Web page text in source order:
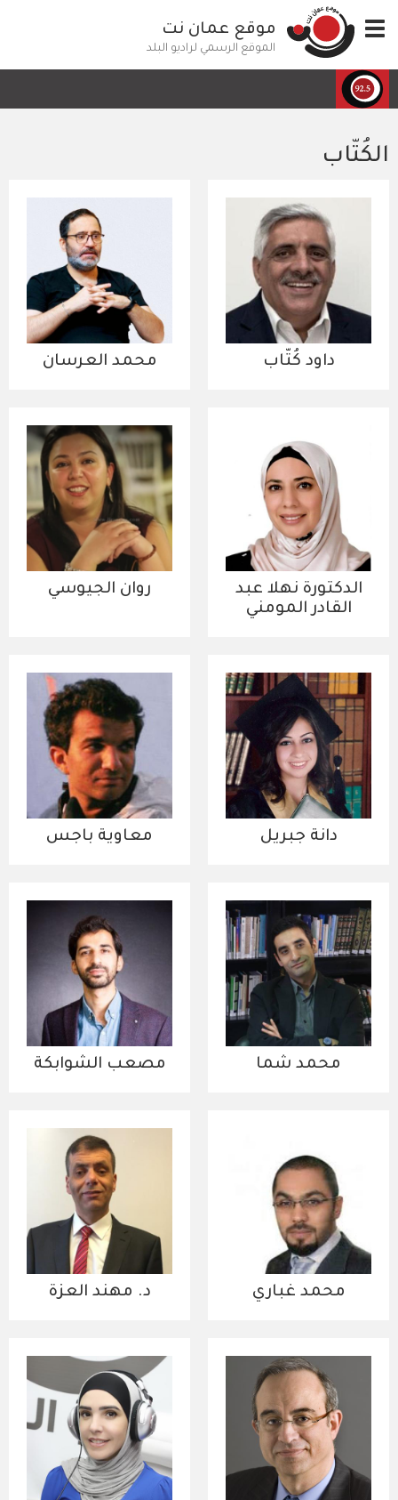
إلى
المحتوى
الرئيسي
Toggle
navigation
موقع عمان نت
الموقع الرسمي لراديو البلد
الكُتّاب
داود كُتّاب محمد العرسان
الدكتورة نهلا عبد
القادر المومني
روان الجيوسي
دانة جبريل معاوية باجس
محمد شما مصعب الشوابكة
محمد غباري د. مهند العزة